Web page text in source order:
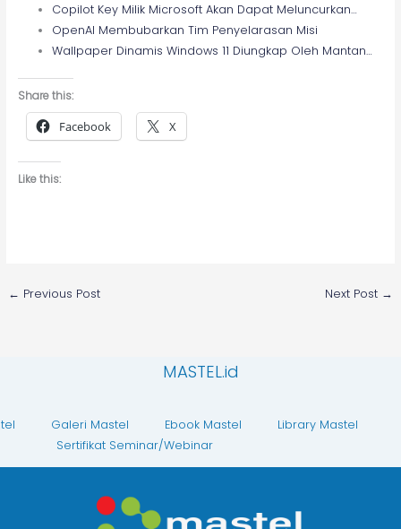
Copilot Key Milik Microsoft Akan Dapat Meluncurkan…
OpenAI Membubarkan Tim Penyelarasan Misi
Wallpaper Dinamis Windows 11 Diungkap Oleh Mantan…
Share this:
Facebook X
Like this:
← Previous Post Next Post →
MASTEL.id
Galeri Mastel Ebook Mastel
Library Mastel
Sertifikat Seminar/Webinar